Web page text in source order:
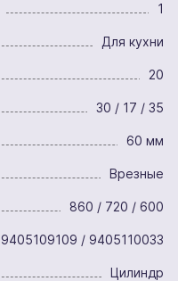
1
Для кухни
20
30 / 17 / 35
60 мм
Врезные
860 / 720 / 600
9405109109 / 9405110033
Цилиндр